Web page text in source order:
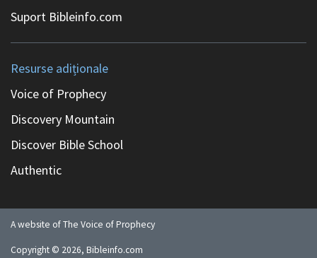
Suport Bibleinfo.com
Resurse adiționale
Voice of Prophecy
Discovery Mountain
Discover Bible School
Authentic
A website of The Voice of Prophecy
Copyright © 2026, Bibleinfo.com